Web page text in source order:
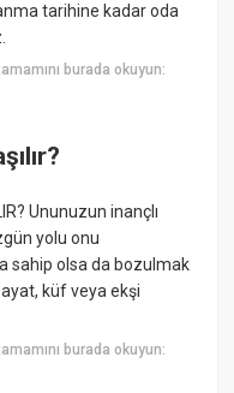
tarihine kadar oda
burada okuyun:
Ununuzun inançlı
yolu onu
sahip olsa da bozulmak
küf veya ekşi
burada okuyun: